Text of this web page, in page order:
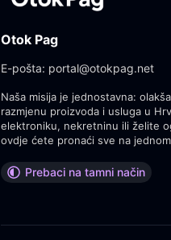
Otok Pag
E-pošta: portal@otokpag.net
Naša misija je jednostavna:
razmjenu proizvoda i usluga u
elektroniku, nekretninu ili želite
ovdje ćete pronaći sve na
Prebaci na tamni način